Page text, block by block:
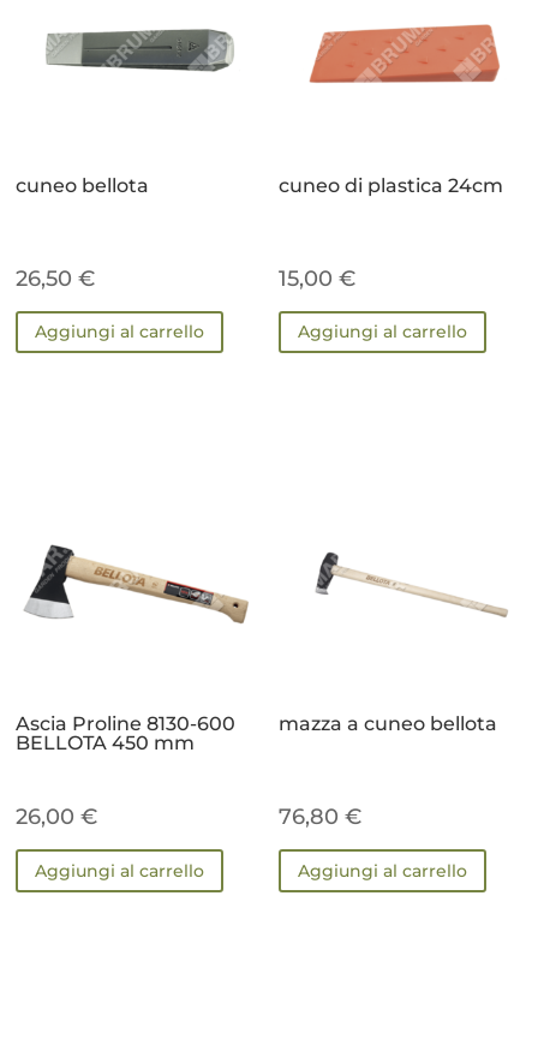
cuneo bellota
26,50€
Aggiungi al carrello
cuneo di plastica 24cm
15,00€
Aggiungi al carrello
Ascia Proline 8130-600
BELLOTA 450 mm
26,00€
Aggiungi al carrello
mazza a cuneo bellota
76,80€
Aggiungi al carrello